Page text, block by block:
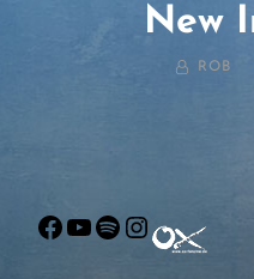
New
BY ROB
Facebook
YouTube
Spotify
Instagram